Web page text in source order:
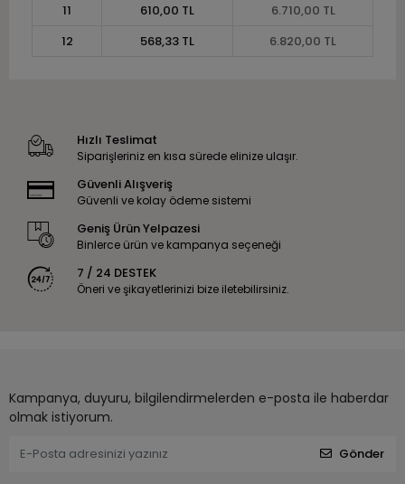
11
610,00 TL
6.710,00 TL
12
568,33 TL 6.820,00 TL
Hızlı Teslimat
Siparişleriniz en kısa sürede elinize ulaşır.
Güvenli Alışveriş
Güvenli ve kolay ödeme sistemi
Geniş Ürün Yelpazesi
Binlerce ürün ve kampanya seçeneği
7 / 24 DESTEK
Öneri ve şikayetlerinizi bize iletebilirsiniz.
Kampanya, duyuru, bilgilendirmelerden e-posta ile haberdar
olmak istiyorum.
Gönder